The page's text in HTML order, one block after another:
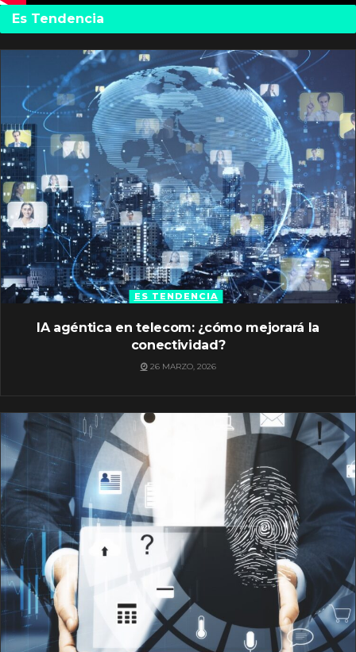
Es Tendencia
ES TENDENCIA
IA agéntica en telecom: ¿cómo mejorará la
conectividad?
26 MARZO, 2026